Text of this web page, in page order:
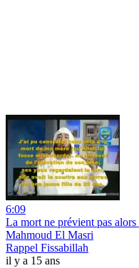
6:09
La mort ne prévient pas
Mahmoud El Masri
Rappel Fissabillah
il y a 15 ans